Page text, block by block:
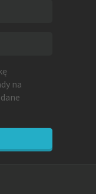
na